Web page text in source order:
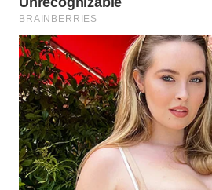
TANI
WAHANA
ADVOKAT
WAHANA
INFRASTRUKTUR